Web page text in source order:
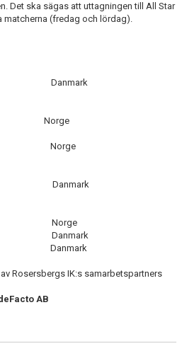
Det ska sägas att uttagningen till All Star
matcherna (fredag och lördag).
Danmark
Norge
Norge
Danmark
Norge
Danmark
Danmark
Rosersbergs IK:s samarbetspartners
AB